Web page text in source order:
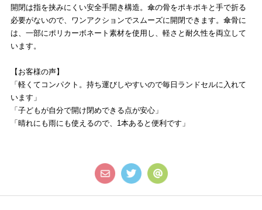
開閉は指を挟みにくい安全手開き構造。傘の骨をポキポキと手で折る
必要がないので、ワンアクションでスムーズに開閉できます。傘骨に
は、一部にポリカーボネート素材を使用し、軽さと耐久性を両立して
います。
【お客様の声】
「軽くてコンパクト。持ち運びしやすいので毎日ランドセルに入れて
います」
「子どもが自分で開け閉めできる点が安心」
「晴れにも雨にも使えるので、1本あると便利です」